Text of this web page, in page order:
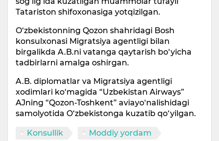
Tatariston shifoxonasiga yotqizilgan.
O‘zbekistonning Qozon shahridagi Bosh
konsulxonasi Migratsiya agentligi bilan
birgalikda A.B.ni vatanga qaytarish bo‘yicha
tadbirlarni amalga oshirgan.
A.B. diplomatlar va Migratsiya agentligi
xodimlari ko‘magida “Uzbekistan Airways”
AJning “Qozon-Toshkent” aviayo‘nalishidagi
samolyotida O‘zbekistonga kuzatib qo‘yilgan.
Konsullik
Moddiy yordam